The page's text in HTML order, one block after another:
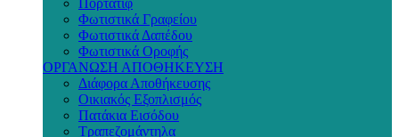
Πορτατίφ
Φωτιστικά Γραφείου
Φωτιστικά Δαπέδου
Φωτιστικά Οροφής
ΟΡΓΑΝΩΣΗ ΑΠΟΘΗΚΕΥΣΗ
Διάφορα Αποθήκευσης
Οικιακός Εξοπλισμός
Πατάκια Εισόδου
Τραπεζομάντηλα